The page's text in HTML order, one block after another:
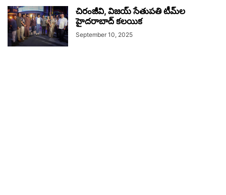
చిరంజీవి, విజయ్ సేతుపతి టీమ్‌ల
హైదరాబాద్ కలయిక
September 10, 2025